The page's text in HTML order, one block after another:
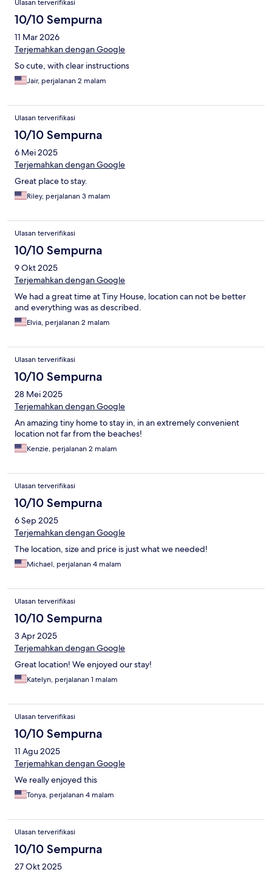
Ulasan terverifikasi
10/10 Sempurna
11 Mar 2026
Terjemahkan dengan Google
So cute, with clear instructions
Jair, perjalanan 2 malam
Ulasan terverifikasi
10/10 Sempurna
6 Mei 2025
Terjemahkan dengan Google
Great place to stay.
Riley, perjalanan 3 malam
Ulasan terverifikasi
10/10 Sempurna
9 Okt 2025
Terjemahkan dengan Google
We had a great time at Tiny House, location can not be better
and everything was as described.
Elvia, perjalanan 2 malam
Ulasan terverifikasi
10/10 Sempurna
28 Mei 2025
Terjemahkan dengan Google
An amazing tiny home to stay in, in an extremely convenient
location not far from the beaches!
Kenzie, perjalanan 2 malam
Ulasan terverifikasi
10/10 Sempurna
6 Sep 2025
Terjemahkan dengan Google
The location, size and price is just what we needed!
Michael, perjalanan 4 malam
Ulasan terverifikasi
10/10 Sempurna
3 Apr 2025
Terjemahkan dengan Google
Great location! We enjoyed our stay!
Katelyn, perjalanan 1 malam
Ulasan terverifikasi
10/10 Sempurna
11 Agu 2025
Terjemahkan dengan Google
We really enjoyed this
Tonya, perjalanan 4 malam
Ulasan terverifikasi
10/10 Sempurna
27 Okt 2025